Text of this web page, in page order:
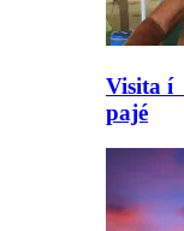
Visita í
pajé